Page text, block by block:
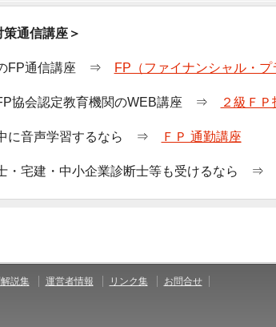
策通信講座＞
FP通信講座 ⇒ FP（ファイナンシャル・
協会認定教育機関のWEB講座 ⇒ ２級ＦＰ
に音声学習するなら ⇒ ＦＰ 通勤講座
・宅建・中小企業診断士等も受けるなら ⇒
説集 運営者情報 リンク集 お問合せ